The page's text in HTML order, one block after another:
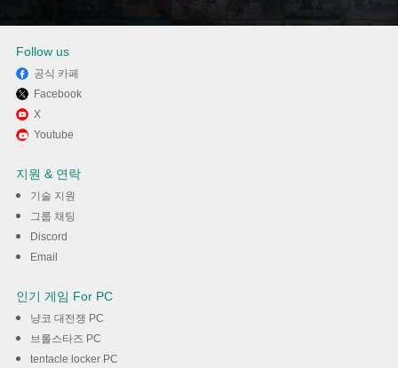
Follow us
공식 카페
Facebook
X
Youtube
지원 & 연락
기술 지원
그룹 채팅
Discord
Email
인기 게임 For PC
냥코 대전쟁 PC
브롤스타즈 PC
tentacle locker PC